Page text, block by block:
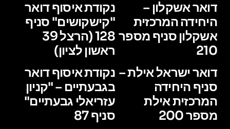
דואר אשקלון –
היחידה המרכזית
אשקלון סניף מספר
210
דואר ישראל אילת –
סניף היחידה
המרכזית אילת
מספר 200
נקודת איסוף דואר
"קישקושים" סניף
128 (הרצל 39
ראשון לציון)
נקודת איסוף דואר
בגבעתיים – "קניון
עזריאלי גבעתיים"
סניף 87